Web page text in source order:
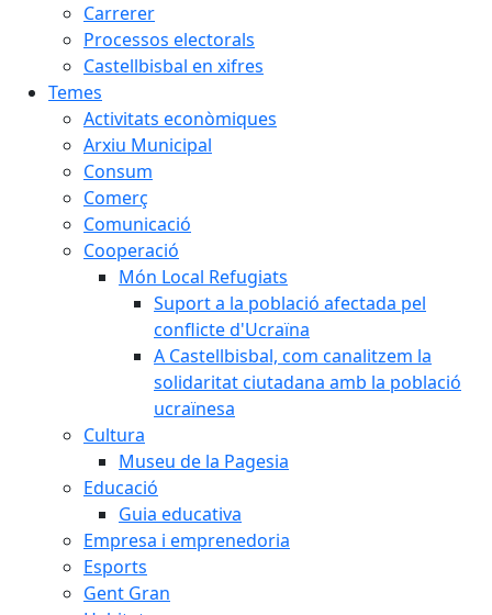
Carrerer
Processos electorals
Castellbisbal en xifres
Temes
Activitats econòmiques
Arxiu Municipal
Consum
Comerç
Comunicació
Cooperació
Món Local Refugiats
Suport a la població afectada pel
conflicte d'Ucraïna
A Castellbisbal, com canalitzem la
solidaritat ciutadana amb la població
ucraïnesa
Cultura
Museu de la Pagesia
Educació
Guia educativa
Empresa i emprenedoria
Esports
Gent Gran